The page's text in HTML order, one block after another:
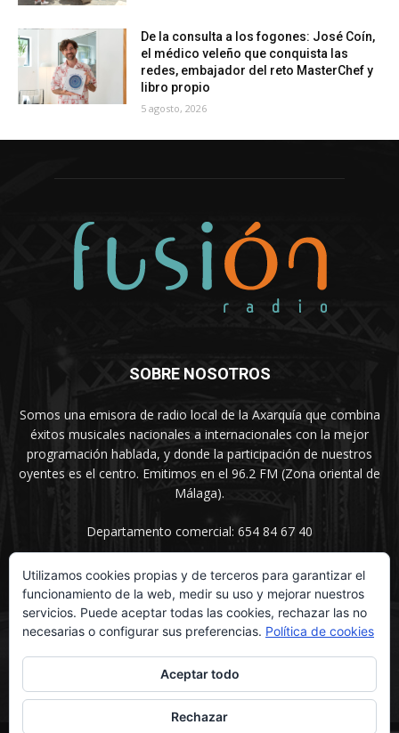
De la consulta a los fogones: José Coín,
el médico veleño que conquista las
redes, embajador del reto MasterChef y
libro propio
5 agosto, 2026
SOBRE NOSOTROS
Somos una emisora de radio local de la Axarquía que combina
éxitos musicales nacionales a internacionales con la mejor
programación hablada, y donde la participación de nuestros
oyentes es el centro. Emitimos en el 96.2 FM (Zona oriental de
Málaga).
Departamento comercial: 654 84 67 40
SÍGUENOS
Utilizamos cookies propias y de terceros para garantizar el
funcionamiento de la web, medir su uso y mejorar nuestros
servicios. Puede aceptar todas las cookies, rechazar las no
necesarias o configurar sus preferencias. Política de cookies
Aceptar todo
Rechazar